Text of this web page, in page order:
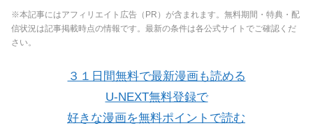
※本記事にはアフィリエイト広告（PR）が含まれます。無料期間・特典・配
信状況は記事掲載時点の情報です。最新の条件は各公式サイトでご確認くだ
さい。
３１日間無料で最新漫画も読める
U-NEXT無料登録で
好きな漫画を無料ポイントで読む